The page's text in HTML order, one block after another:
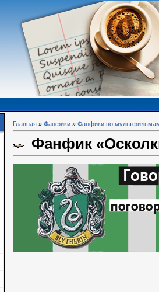
Главная » Фанфики » Фанфики по
Фанфик